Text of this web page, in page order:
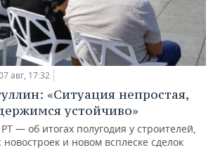
авг, 17:32
«Ситуация непростая,
устойчиво»
— об итогах полугодия у строителей,
и новом всплеске сделок